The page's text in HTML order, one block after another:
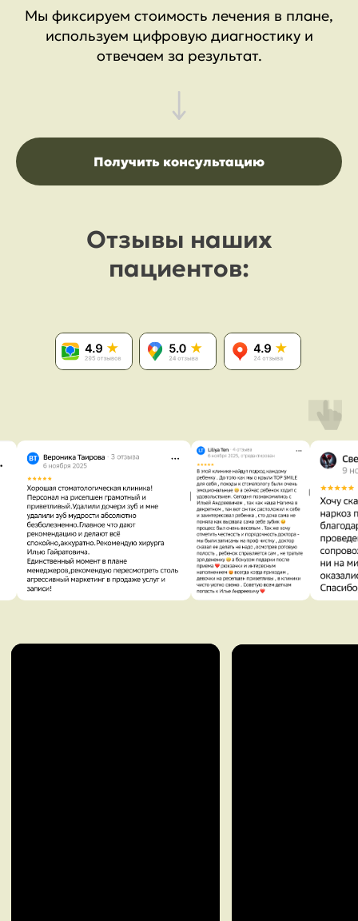
Мы фиксируем стоимость лечения в плане,
используем цифровую диагностику и
отвечаем за результат.
Получить консультацию
Отзывы наших
пациентов: